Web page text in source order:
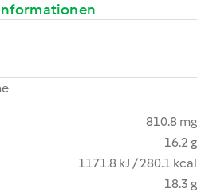
810.8 mg
16.2 g
1171.8 kJ / 280.1 kcal
18.3 g